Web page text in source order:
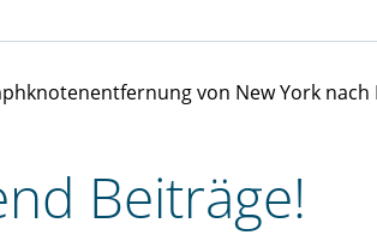
von New York nach
Beiträge!